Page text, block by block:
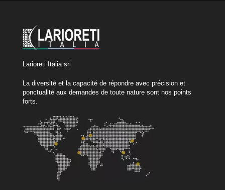
Larioreti Italia srl
La diversité et la capacité de répondre avec précision et
ponctualité aux demandes de toute nature sont nos points
forts.